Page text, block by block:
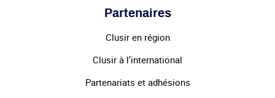
Partenaires
Clusir en région
Clusir à l’international
Partenariats et adhésions